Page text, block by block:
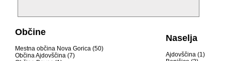
Občine
Mestna občina Nova Gorica (50)
Občina Ajdovščina (7)
Naselja
Ajdovščina (1)